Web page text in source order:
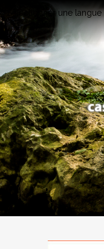
Sélectionner une langue